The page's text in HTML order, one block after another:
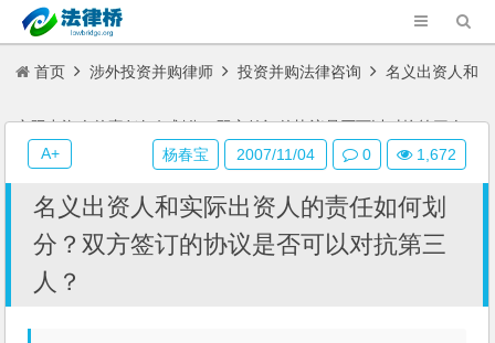
首页 涉外投资并购律师 投资并购法律咨询 名义出资人和
实际出资人的责任如何划分？双方签订的协议是否可以对抗第三人？
名义出资人和实际出资人的责任如何划
分？双方签订的协议是否可以对抗第三
人？
杨春宝 2007/11/04 0 1,672
A+